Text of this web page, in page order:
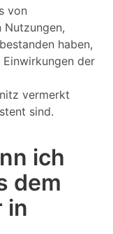
von
haben,
der
vermerkt
sind.
ich
dem
in